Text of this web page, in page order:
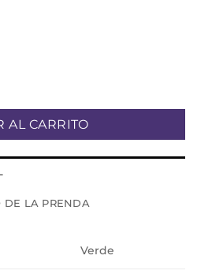
AL CARRITO
DE LA PRENDA
Verde